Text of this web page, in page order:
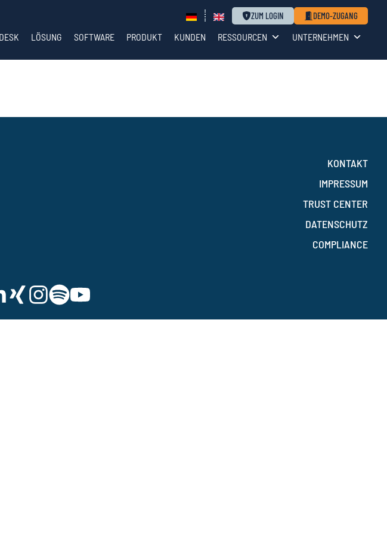
DEMO-ZUGANG
ZUM LOGIN
LÖSUNG SOFTWARE PRODUKT KUNDEN RESSOURCEN UNTERNEHMEN
KONTAKT
IMPRESSUM
TRUST CENTER
DATENSCHUTZ
COMPLIANCE